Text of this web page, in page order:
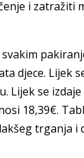
i zatražiti
djece. Lijek
Lijek se
18,39€.
trganja i